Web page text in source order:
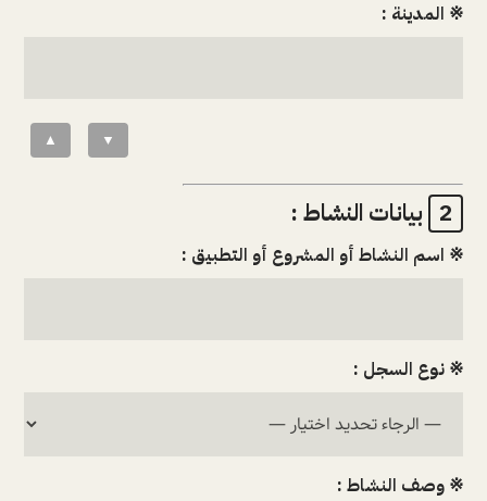
※ المدينة :
▼
▲
2 بيانات النشاط :
※ اسم النشاط أو المشروع أو التطبيق :
※ نوع السجل :
※ وصف النشاط :